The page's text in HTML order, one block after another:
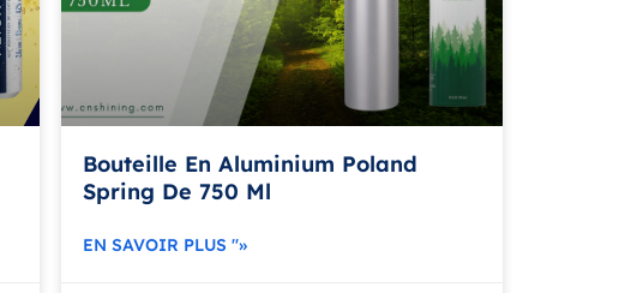
Bouteille En Aluminium Poland
Spring De 750 Ml
EN SAVOIR PLUS "»